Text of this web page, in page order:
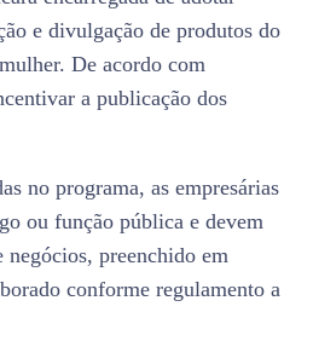
e divulgação de produtos do
De acordo com
a publicação dos
no programa, as empresárias
ou função pública e devem
negócios, preenchido em
conforme regulamento a